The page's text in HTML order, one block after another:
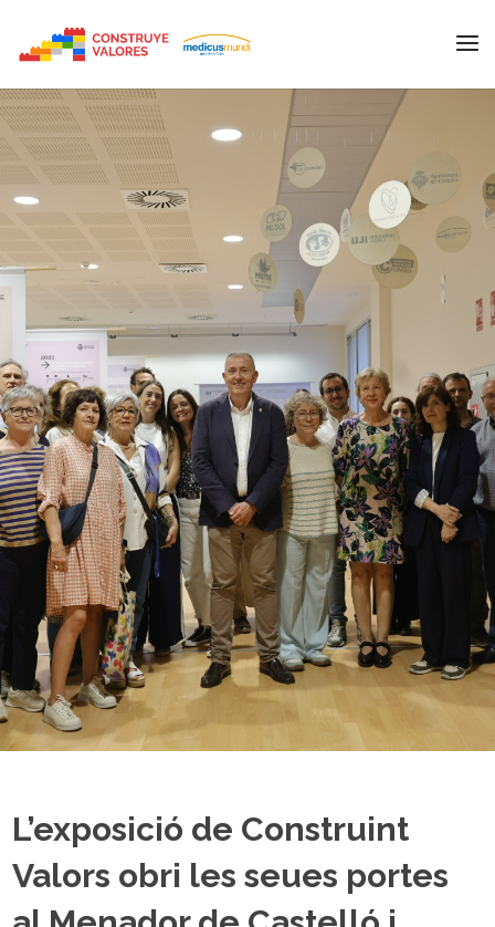
L’exposició de Construint
Valors obri les seues portes